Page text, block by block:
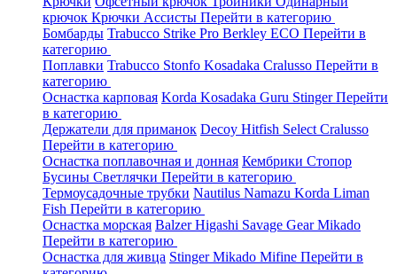
крючок Крючки Ассисты Перейти в категорию
Бомбарды Trabucco Strike Pro Berkley ECO Перейти в
категорию
Поплавки Trabucco Stonfo Kosadaka Cralusso Перейти в
категорию
Оснастка карповая Korda Kosadaka Guru StingerПерейти
в категорию
Держатели для приманок Decoy Hitfish Select Cralusso
Перейти в категорию
Оснастка поплавочная и донная Кембрики Стопор
Бусины Светлячки Перейти в категорию
Термоусадочные трубки Nautilus Namazu Korda Liman
Fish Перейти в категорию
Оснастка морская BalzerHigashi Savage GearMikado
Перейти в категорию
Оснастка для живца StingerMikado Mifine Перейти в